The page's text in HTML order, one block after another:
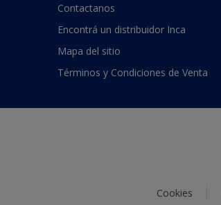
Contactanos
Encontrá un distribuidor Inca
Mapa del sitio
Términos y Condiciones de Venta
Cookies